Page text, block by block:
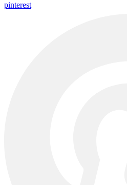
pinterest